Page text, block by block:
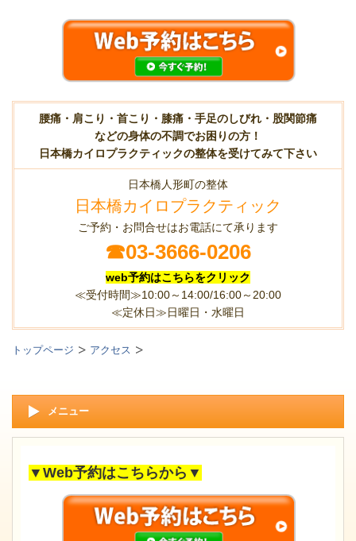
腰痛・肩こり・首こり・膝痛・手足のしびれ・股関節痛
などの身体の不調でお困りの方！
日本橋カイロプラクティックの整体を受けてみて下さい
日本橋人形町の整体
日本橋カイロプラクティック
ご予約・お問合せはお電話にて承ります
☎03-3666-0206
web予約はこちらをクリック
≪受付時間≫10:00～14:00/16:00～20:00
≪定休日≫日曜日・水曜日
トップページ アクセス
メニュー
▼Web予約はこちらから▼